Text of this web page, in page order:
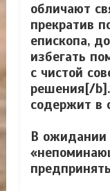
обличают
прекратив
епископа,
избегать
с чистой
решения[/b
содержит в
В ожидании